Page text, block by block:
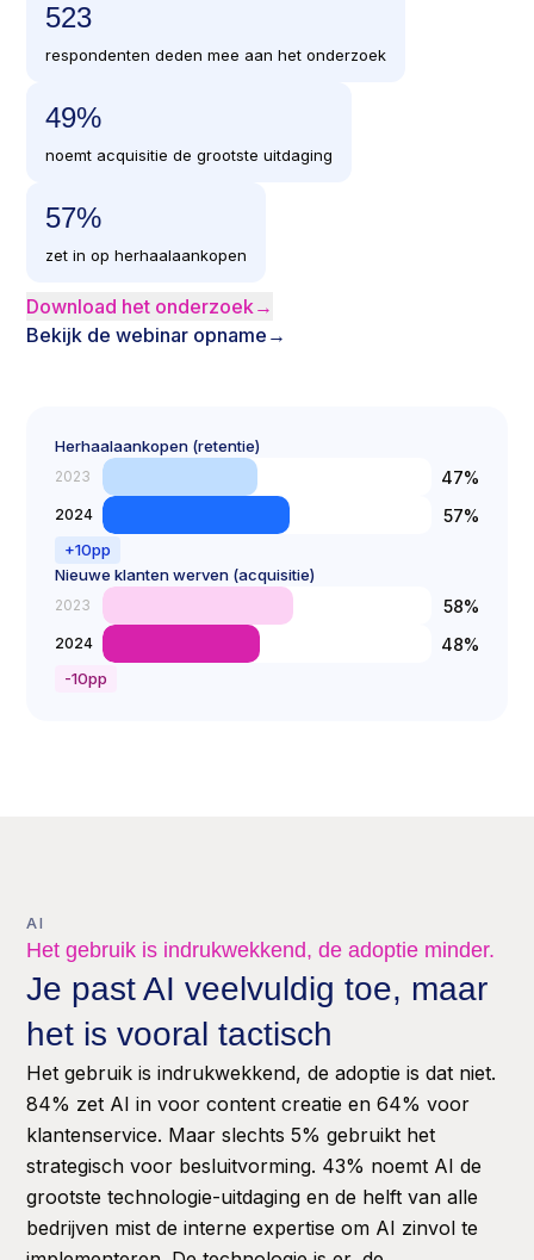
524
respondenten deden mee aan het onderzoek
49%
noemt acquisitie de grootste uitdaging
57%
zet in op herhaalaankopen
Download het onderzoek→
Bekijk de webinar opname →
Herhaalaankopen (retentie)
2023 47%
2024 57%
+10pp
Nieuwe klanten werven (acquisitie)
2023 58%
2024 48%
-10pp
AI
Het gebruik is indrukwekkend, de adoptie minder.
Je past AI veelvuldig toe, maar
het is vooral tactisch
Het gebruik is indrukwekkend, de adoptie is dat niet.
84% zet AI in voor content creatie en 64% voor
klantenservice. Maar slechts 5% gebruikt het
strategisch voor besluitvorming. 43% noemt AI de
grootste technologie-uitdaging en de helft van alle
bedrijven mist de interne expertise om AI zinvol te